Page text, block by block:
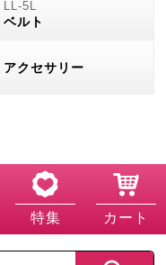
ベルト
アクセサリー
特集 カート